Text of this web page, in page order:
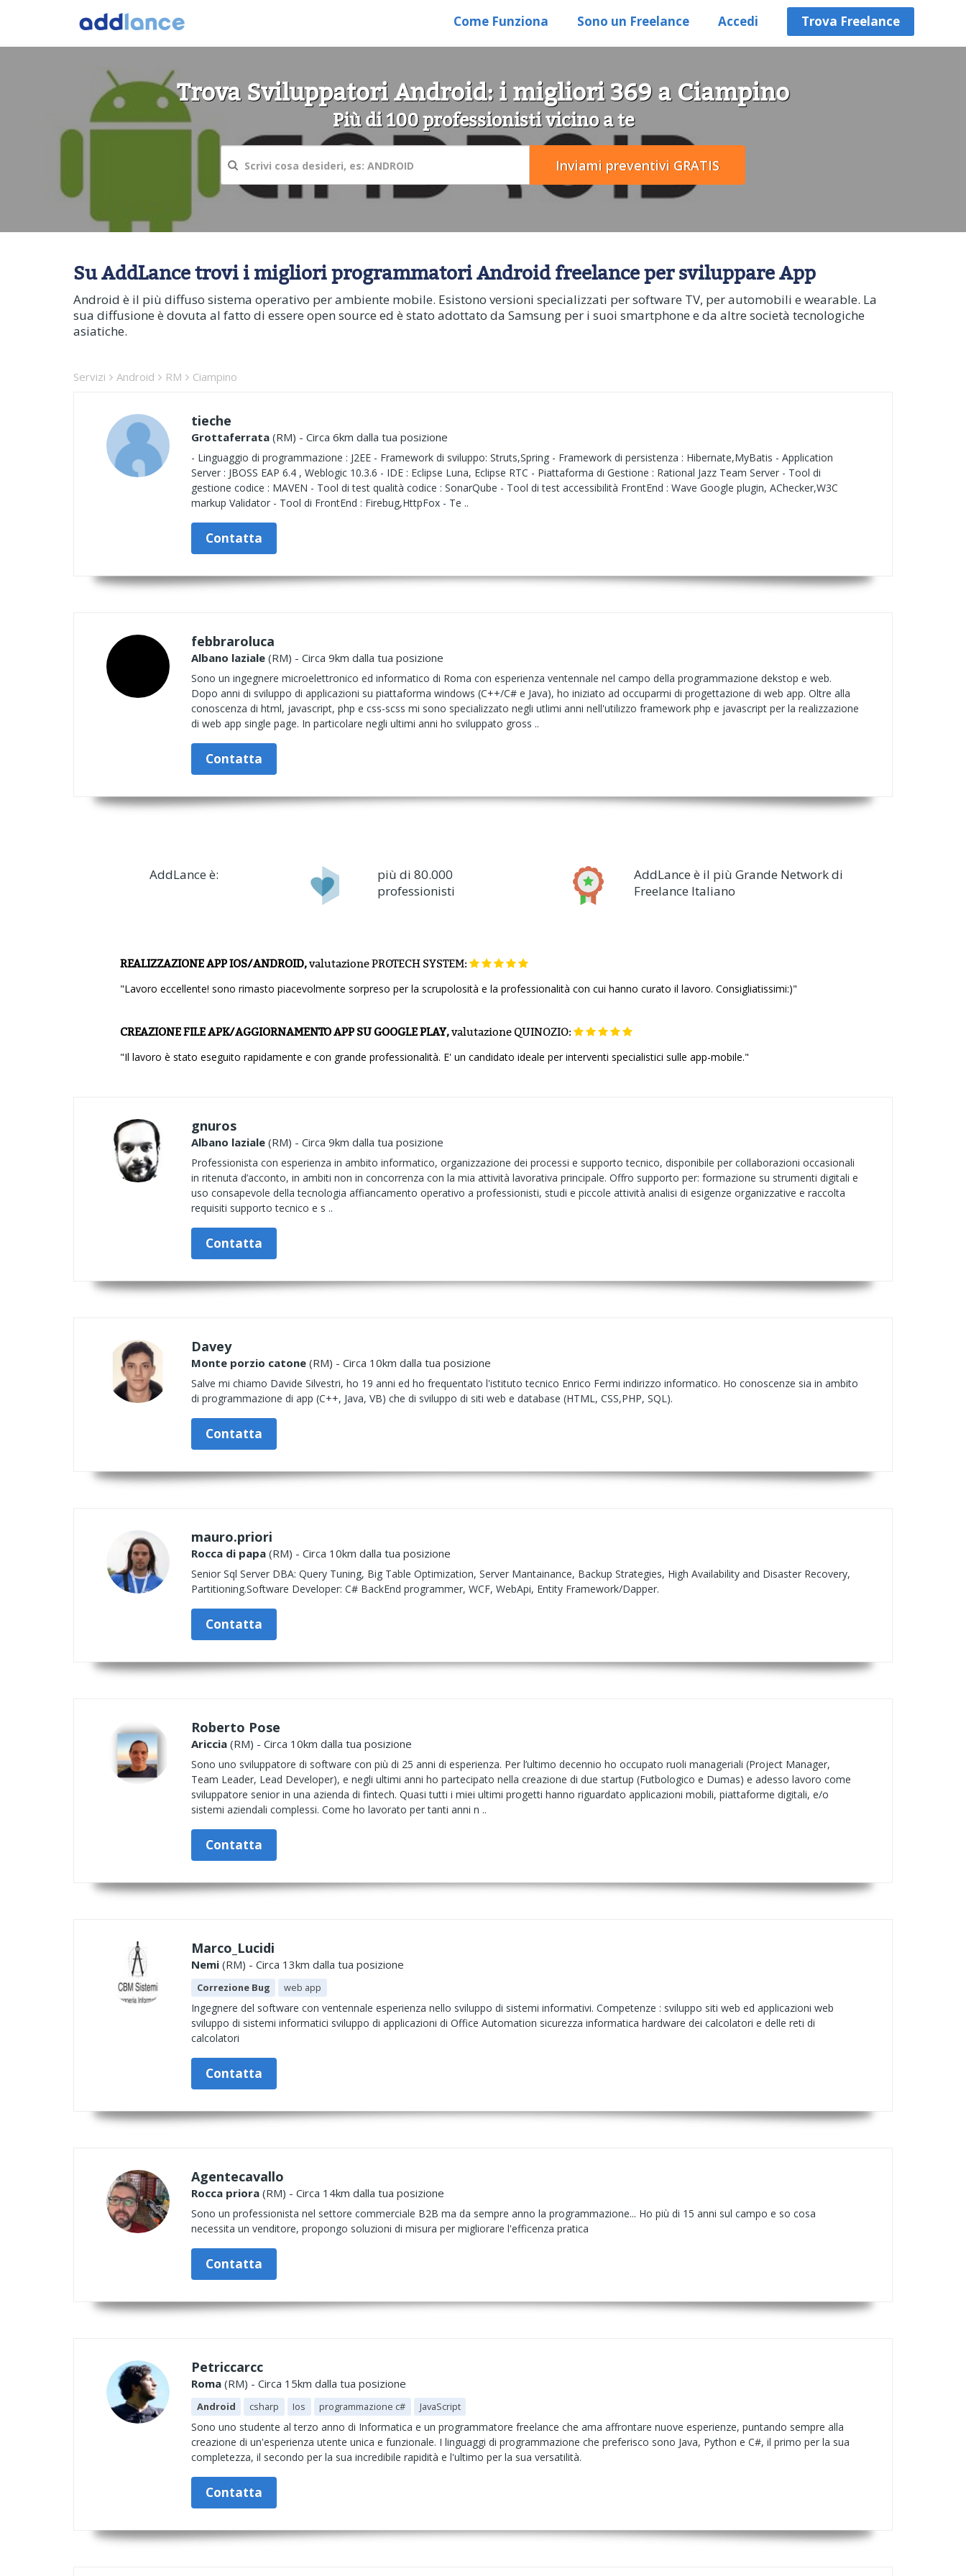
Come Funziona Sono un Freelance Accedi Trova Freelance
Trova Sviluppatori Android: i migliori 369 a Ciampino
Più di 100 professionisti vicino a te
Su AddLance trovi i migliori programmatori Android freelance per sviluppare App
Android è il più diffuso sistema operativo per ambiente mobile. Esistono versioni specializzati per software TV, per automobili e wearable. La
sua diffusione è dovuta al fatto di essere open source ed è stato adottato da Samsung per i suoi smartphone e da altre società tecnologiche
asiatiche.
Servizi Android RM Ciampino
tieche
Grottaferrata (RM) - Circa 6km dalla tua posizione
- Linguaggio di programmazione : J2EE - Framework di sviluppo: Struts,Spring - Framework di persistenza : Hibernate,MyBatis - Application
Server : JBOSS EAP 6.4 , Weblogic 10.3.6 - IDE : Eclipse Luna, Eclipse RTC - Piattaforma di Gestione : Rational Jazz Team Server - Tool di
gestione codice : MAVEN - Tool di test qualità codice : SonarQube - Tool di test accessibilità FrontEnd : Wave Google plugin, AChecker,W3C
markup Validator - Tool di FrontEnd : Firebug,HttpFox - Te ..
Contatta
febbraroluca
Albano laziale (RM) - Circa 9km dalla tua posizione
Sono un ingegnere microelettronico ed informatico di Roma con esperienza ventennale nel campo della programmazione dekstop e web.
Dopo anni di sviluppo di applicazioni su piattaforma windows (C++/C# e Java), ho iniziato ad occuparmi di progettazione di web app. Oltre alla
conoscenza di html, javascript, php e css-scss mi sono specializzato negli utlimi anni nell'utilizzo framework php e javascript per la realizzazione
di web app single page. In particolare negli ultimi anni ho sviluppato gross ..
Contatta
AddLance è:
più di 80.000
professionisti
AddLance è il più Grande Network di
Freelance Italiano
REALIZZAZIONE APP IOS/ANDROID,valutazionePROTECH SYSTEM:
"Lavoro eccellente! sono rimasto piacevolmente sorpreso per la scrupolosità e la professionalità con cui hanno curato il lavoro. Consigliatissimi:)"
CREAZIONE FILE APK/AGGIORNAMENTO APP SU GOOGLE PLAY,valutazioneQUINOZIO:
"Il lavoro è stato eseguito rapidamente e con grande professionalità. E' un candidato ideale per interventi specialistici sulle app-mobile."
gnuros
Albano laziale (RM) - Circa 9km dalla tua posizione
Professionista con esperienza in ambito informatico, organizzazione dei processi e supporto tecnico, disponibile per collaborazioni occasionali
in ritenuta d’acconto, in ambiti non in concorrenza con la mia attività lavorativa principale. Offro supporto per: formazione su strumenti digitali e
uso consapevole della tecnologia affiancamento operativo a professionisti, studi e piccole attività analisi di esigenze organizzative e raccolta
requisiti supporto tecnico e s ..
Contatta
Davey
Monte porzio catone (RM) - Circa 10km dalla tua posizione
Salve mi chiamo Davide Silvestri, ho 19 anni ed ho frequentato l'istituto tecnico Enrico Fermi indirizzo informatico. Ho conoscenze sia in ambito
di programmazione di app (C++, Java, VB) che di sviluppo di siti web e database (HTML, CSS,PHP, SQL).
Contatta
mauro.priori
Rocca di papa (RM) - Circa 10km dalla tua posizione
Senior Sql Server DBA: Query Tuning, Big Table Optimization, Server Mantainance, Backup Strategies, High Availability and Disaster Recovery,
Partitioning.Software Developer: C# BackEnd programmer, WCF, WebApi, Entity Framework/Dapper.
Contatta
Roberto Pose
Ariccia (RM) - Circa 10km dalla tua posizione
Sono uno sviluppatore di software con più di 25 anni di esperienza. Per l’ultimo decennio ho occupato ruoli manageriali (Project Manager,
Team Leader, Lead Developer), e negli ultimi anni ho partecipato nella creazione di due startup (Futbologico e Dumas) e adesso lavoro come
sviluppatore senior in una azienda di fintech. Quasi tutti i miei ultimi progetti hanno riguardato applicazioni mobili, piattaforme digitali, e/o
sistemi aziendali complessi. Come ho lavorato per tanti anni n ..
Contatta
Marco_Lucidi
Nemi (RM) - Circa 13km dalla tua posizione
Correzione Bug web app
Ingegnere del software con ventennale esperienza nello sviluppo di sistemi informativi. Competenze : sviluppo siti web ed applicazioni web
sviluppo di sistemi informatici sviluppo di applicazioni di Office Automation sicurezza informatica hardware dei calcolatori e delle reti di
calcolatori
Contatta
Agentecavallo
Rocca priora (RM) - Circa 14km dalla tua posizione
Sono un professionista nel settore commerciale B2B ma da sempre anno la programmazione... Ho più di 15 anni sul campo e so cosa
necessita un venditore, propongo soluzioni di misura per migliorare l'efficenza pratica
Contatta
Petriccarcc
Roma (RM) - Circa 15km dalla tua posizione
Android csharp Ios programmazione c# JavaScript
Sono uno studente al terzo anno di Informatica e un programmatore freelance che ama affrontare nuove esperienze, puntando sempre alla
creazione di un'esperienza utente unica e funzionale. I linguaggi di programmazione che preferisco sono Java, Python e C#, il primo per la sua
completezza, il secondo per la sua incredibile rapidità e l'ultimo per la sua versatilità.
Contatta